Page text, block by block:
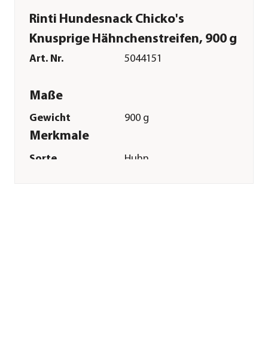
Rinti Hundesnack Chicko's
Knusprige Hähnchenstreifen, 900 g
Art. Nr. 5044151
Maße
Gewicht 900 g
Merkmale
Sorte
Huhn